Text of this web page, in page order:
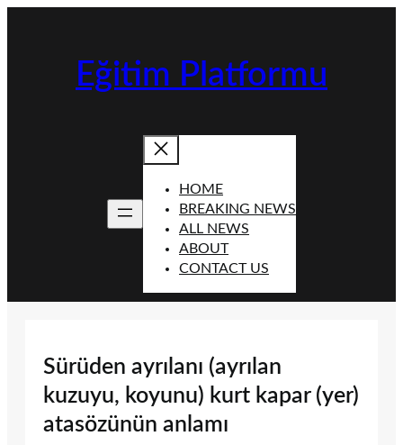
Eğitim Platformu
HOME
BREAKING NEWS
ALL NEWS
ABOUT
CONTACT US
Sürüden ayrılanı (ayrılan
kuzuyu, koyunu) kurt kapar (yer)
atasözünün anlamı